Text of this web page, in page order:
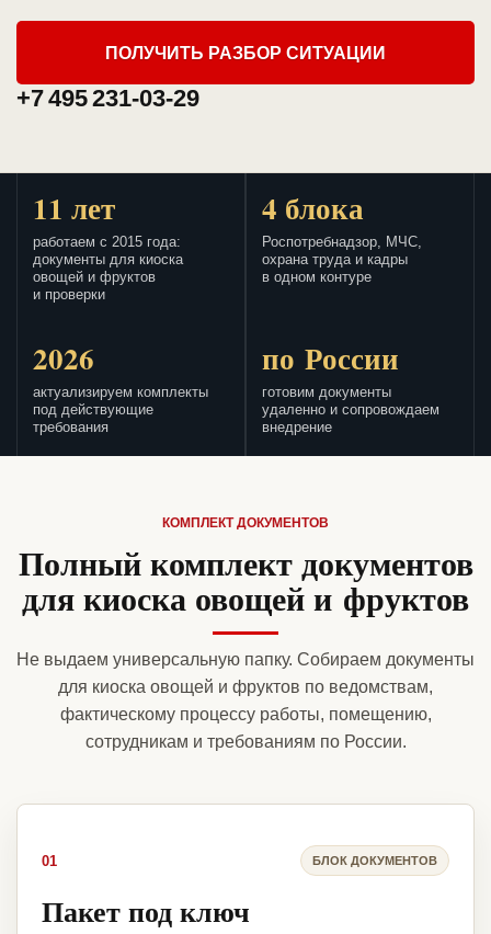
ПОЛУЧИТЬ РАЗБОР СИТУАЦИИ
+7 495 231-03-29
11 лет
работаем с 2015 года:
документы для киоска
овощей и фруктов
и проверки
4 блока
Роспотребнадзор, МЧС,
охрана труда и кадры
в одном контуре
2026
актуализируем комплекты
под действующие
требования
по России
готовим документы
удаленно и сопровождаем
внедрение
КОМПЛЕКТ ДОКУМЕНТОВ
Полный комплект документов
для киоска овощей и фруктов
Не выдаем универсальную папку. Собираем документы
для киоска овощей и фруктов по ведомствам,
фактическому процессу работы, помещению,
сотрудникам и требованиям по России.
01 БЛОК ДОКУМЕНТОВ
Пакет под ключ